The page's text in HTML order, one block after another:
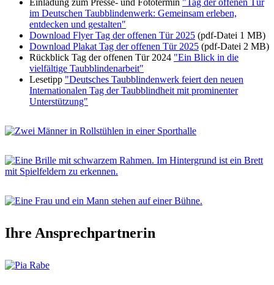
Einladung zum Presse- und Fototermin "Tag der offenen Tür
im Deutschen Taubblindenwerk: Gemeinsam erleben,
entdecken und gestalten"
Download Flyer Tag der offenen Tür 2025 (pdf-Datei 1 MB)
Download Plakat Tag der offenen Tür 2025 (pdf-Datei 2 MB)
Rückblick Tag der offenen Tür 2024 "Ein Blick in die
vielfältige Taubblindenarbeit"
Lesetipp "Deutsches Taubblindenwerk feiert den neuen
Internationalen Tag der Taubblindheit mit prominenter
Unterstützung"
Ihre Ansprechpartnerin